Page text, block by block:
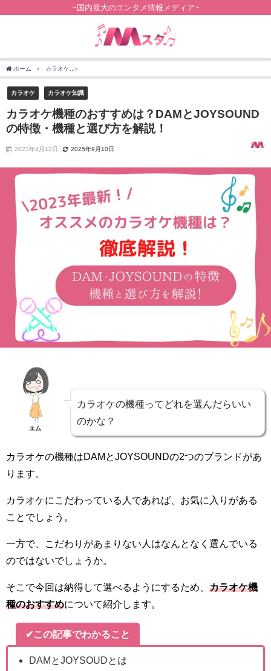
~国内最大のエンタメ情報メディア~
ホーム カラオケ
カラオケ カラオケ知識
カラオケ機種のおすすめは？DAMとJOYSOUND
の特徴・機種と選び方を解説！
2023年4月12日 2025年9月10日
エム
カラオケの機種ってどれを選んだらいい
のかな？
カラオケの機種はDAMとJOYSOUNDの2つのブランドがあ
ります。
カラオケにこだわっている人であれば、お気に入りがある
ことでしょう。
一方で、こだわりがあまりない人はなんとなく選んでいる
のではないでしょうか。
そこで今回は納得して選べるようにするため、 カラオケ機
種のおすすめについて紹介します。
✔この記事でわかること
DAMとJOYSOUDとは